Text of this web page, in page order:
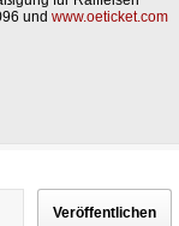
und www.oeticket.com